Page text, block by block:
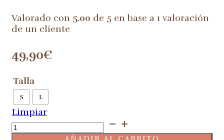
Valorado con 5.00 de 5 en base a 1 valoración
de un cliente
49,90€
Talla
S L
Limpiar
Kimono
de